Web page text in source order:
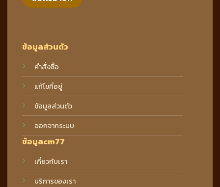
ข้อมูลส่วนตัว
คำสั่งซื้อ
แก้ไขที่อยู่
ข้อมูลส่วนตัว
ออกจากระบบ
ข้อมูลcm77
เกี่ยวกับเรา
บริการของเรา